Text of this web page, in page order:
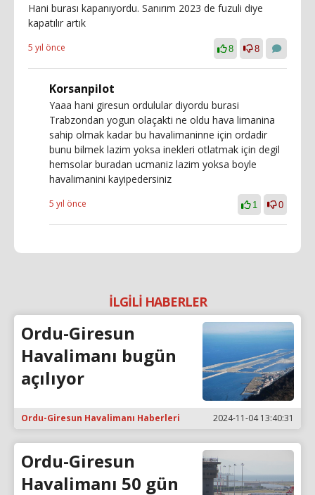
Hani burası kapanıyordu. Sanırım 2023 de fuzuli diye
kapatılır artık
5 yıl önce 8 8
Korsanpilot
Yaaa hani giresun ordulular diyordu burasi
Trabzondan yogun olaçakti ne oldu hava limanina
sahip olmak kadar bu havalimaninne için ordadir
bunu bilmek lazim yoksa inekleri otlatmak için degil
hemsolar buradan ucmaniz lazim yoksa boyle
havalimanini kayipedersiniz
5 yıl önce 1 0
İLGİLİ HABERLER
Ordu-Giresun
Havalimanı bugün
açılıyor
Ordu-Giresun Havalimanı Haberleri 2024-11-04 13:40:31
Ordu-Giresun
Havalimanı 50 gün